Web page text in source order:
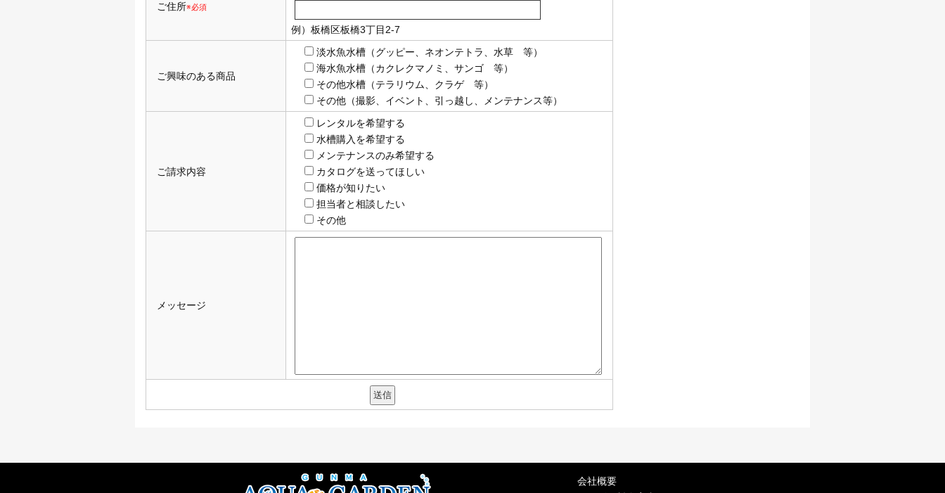
ご住所※必須
例）板橋区板橋3丁目2-7
ご興味のある商品
淡水魚水槽（グッピー、ネオンテトラ、水草 等）
海水魚水槽（カクレクマノミ、サンゴ 等）
その他水槽（テラリウム、クラゲ 等）
その他（撮影、イベント、引っ越し、メンテナンス等）
ご請求内容
レンタルを希望する
水槽購入を希望する
メンテナンスのみ希望する
カタログを送ってほしい
価格が知りたい
担当者と相談したい
その他
メッセージ
会社概要